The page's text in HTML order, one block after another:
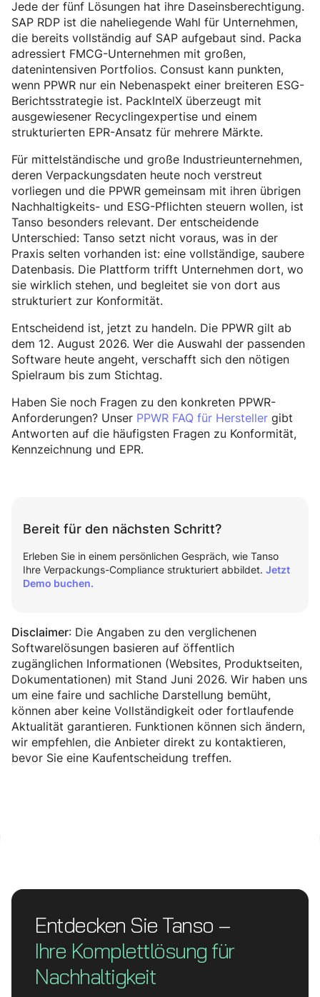
Jede der fünf Lösungen hat ihre Daseinsberechtigung.
SAP RDP ist die naheliegende Wahl für Unternehmen,
die bereits vollständig auf SAP aufgebaut sind. Packa
adressiert FMCG-Unternehmen mit großen,
datenintensiven Portfolios. Consust kann punkten,
wenn PPWR nur ein Nebenaspekt einer breiteren ESG-
Berichtsstrategie ist. PackIntelX überzeugt mit
ausgewiesener Recyclingexpertise und einem
strukturierten EPR-Ansatz für mehrere Märkte.
Für mittelständische und große Industrieunternehmen,
deren Verpackungsdaten heute noch verstreut
vorliegen und die PPWR gemeinsam mit ihren übrigen
Nachhaltigkeits- und ESG-Pflichten steuern wollen, ist
Tanso besonders relevant. Der entscheidende
Unterschied: Tanso setzt nicht voraus, was in der
Praxis selten vorhanden ist: eine vollständige, saubere
Datenbasis. Die Plattform trifft Unternehmen dort, wo
sie wirklich stehen, und begleitet sie von dort aus
strukturiert zur Konformität.
Entscheidend ist, jetzt zu handeln. Die PPWR gilt ab
dem 12. August 2026. Wer die Auswahl der passenden
Software heute angeht, verschafft sich den nötigen
Spielraum bis zum Stichtag.
Haben Sie noch Fragen zu den konkreten PPWR-
Anforderungen? Unser PPWR FAQ für Hersteller gibt
Antworten auf die häufigsten Fragen zu Konformität,
Kennzeichnung und EPR.
Bereit für den nächsten Schritt?
Erleben Sie in einem persönlichen Gespräch, wie Tanso
Ihre Verpackungs-Compliance strukturiert abbildet. Jetzt
Demo buchen.
Disclaimer: Die Angaben zu den verglichenen
Softwarelösungen basieren auf öffentlich
zugänglichen Informationen (Websites, Produktseiten,
Dokumentationen) mit Stand Juni 2026. Wir haben uns
um eine faire und sachliche Darstellung bemüht,
können aber keine Vollständigkeit oder fortlaufende
Aktualität garantieren. Funktionen können sich ändern,
wir empfehlen, die Anbieter direkt zu kontaktieren,
bevor Sie eine Kaufentscheidung treffen.
Entdecken Sie Tanso –
Ihre Komplett­lösung für
Nachhaltigkeit